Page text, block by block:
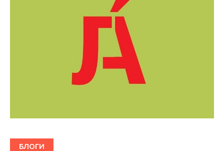
БЛОГИ